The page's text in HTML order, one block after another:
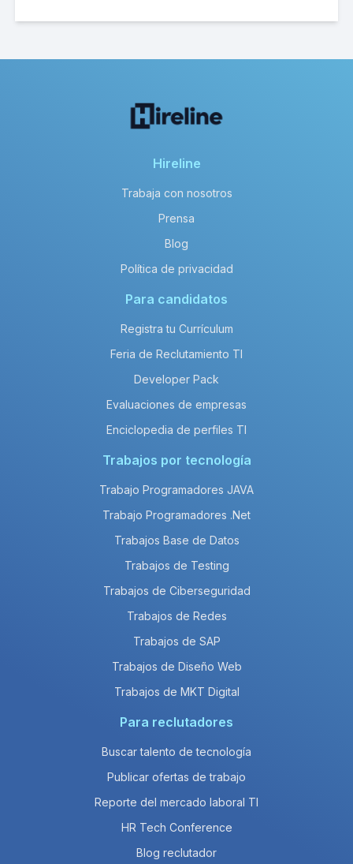
Hireline
Trabaja con nosotros
Prensa
Blog
Política de privacidad
Para candidatos
Registra tu Currículum
Feria de Reclutamiento TI
Developer Pack
Evaluaciones de empresas
Enciclopedia de perfiles TI
Trabajos por tecnología
Trabajo Programadores JAVA
Trabajo Programadores .Net
Trabajos Base de Datos
Trabajos de Testing
Trabajos de Ciberseguridad
Trabajos de Redes
Trabajos de SAP
Trabajos de Diseño Web
Trabajos de MKT Digital
Para reclutadores
Buscar talento de tecnología
Publicar ofertas de trabajo
Reporte del mercado laboral TI
HR Tech Conference
Blog reclutador